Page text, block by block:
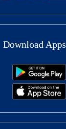
Download Apps